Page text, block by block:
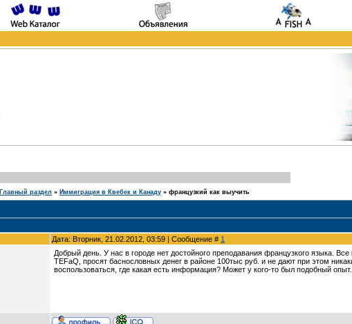
Главный раздел » Иммиграция в Квебек и Канаду » французкий как выучить
Дата: Вторник, 21.02.2012, 03:59 | Сообщение # 1
Добрый день. У нас в городе нет достойного преподавания французкого языка.
TEFaQ, просят баснословных денег в районе 100тыс руб. и не дают при этом
воспользоваться, где какая есть информация? Может у кого-то был подобный